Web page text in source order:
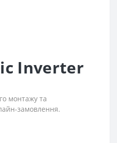
Inverter
монтажу та
замовлення.